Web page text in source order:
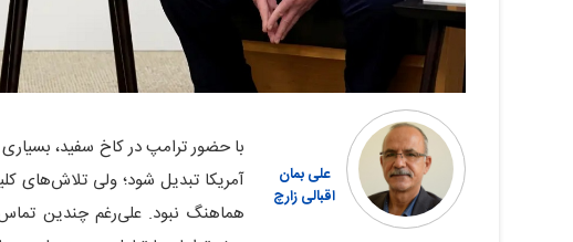
علی بمان
اقبالی زارچ
با حضور ترامپ در کاخ سفید، بسیاری
آمریکا تبدیل شود؛ ولی تلاش‌های
هماهنگ نبود. علی‌رغم چندین تماس